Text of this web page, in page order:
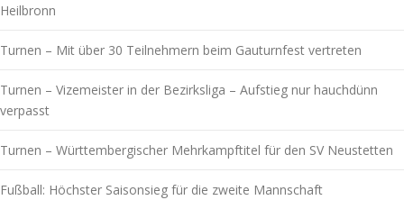
Heilbronn
Turnen – Mit über 30 Teilnehmern beim Gauturnfest vertreten
Turnen – Vizemeister in der Bezirksliga – Aufstieg nur hauchdünn
verpasst
Turnen – Württembergischer Mehrkampftitel für den SV Neustetten
Fußball: Höchster Saisonsieg für die zweite Mannschaft